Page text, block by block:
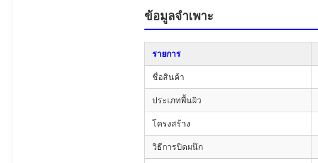
ข้อมูลจำเพาะ
รายการ
ชื่อสินค้า
ประเภทพื้นผิว
โครงสร้าง
วิธีการปิดผนึก